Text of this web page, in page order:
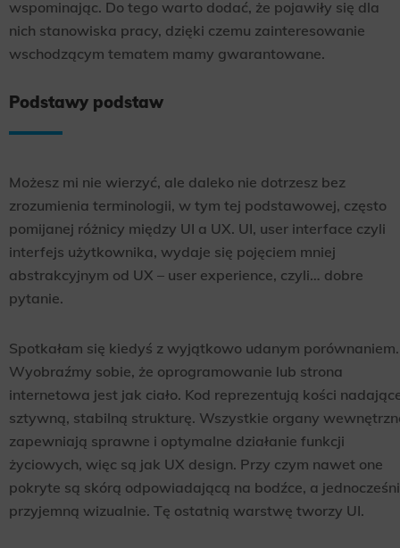
wspominając. Do tego warto dodać, że pojawiły się dla
nich stanowiska pracy, dzięki czemu zainteresowanie
wschodzącym tematem mamy gwarantowane.
Podstawy podstaw
Możesz mi nie wierzyć, ale daleko nie dotrzesz bez
zrozumienia terminologii, w tym tej podstawowej, często
pomijanej różnicy między UI a UX. UI, user interface czyli
interfejs użytkownika, wydaje się pojęciem mniej
abstrakcyjnym od UX – user experience, czyli… dobre
pytanie.
Spotkałam się kiedyś z wyjątkowo udanym porównaniem.
Wyobraźmy sobie, że oprogramowanie lub strona
internetowa jest jak ciało. Kod reprezentują kości
sztywną, stabilną strukturę. Wszystkie organy
zapewniają sprawne i optymalne działanie funkcji
życiowych, więc są jak UX design. Przy czym nawet one
pokryte są skórą odpowiadającą na bodźce, a
przyjemną wizualnie. Tę ostatnią warstwę tworzy UI.